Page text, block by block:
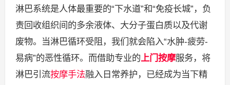
淋巴系统是人体最重要的“下水道”和“免疫长城”，负
责回收组织间的多余液体、大分子蛋白质以及代谢
废物。当淋巴循环受阻，我们就会陷入“水肿-疲劳-
易病”的恶性循环。而借助专业的上门按摩服务，将
淋巴引流按摩手法融入日常养护，已经成为当下精